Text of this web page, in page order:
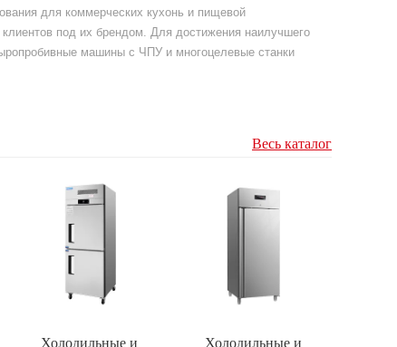
для коммерческих кухонь и пищевой
под их брендом. Для достижения наилучшего
машины с ЧПУ и многоцелевые станки
Весь каталог